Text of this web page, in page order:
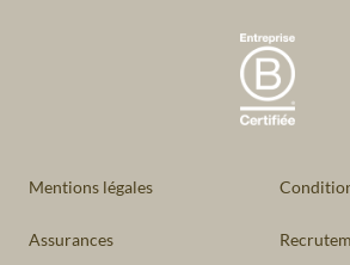
Mentions légales
Assurances